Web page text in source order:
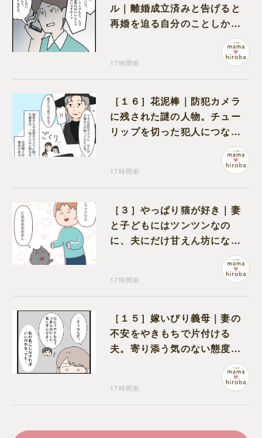
ル｜離婚成立済みと告げると
再婚を迫る自分のことしか考
17時間前
［１６］花泥棒｜防犯カメラ
に残された謎の人物。チュー
リップを切った犯人につなが
る証拠になるのか期待する
17時間前
［３］やっぱり猫が好き｜妻
と子どもにはツンツンなの
に、夫にだけ甘えん坊になる
17時間前
［１５］嫁いびり義母｜妻の
不安をやきもちで片付ける
夫。寄り添う気のない態度に
17時間前